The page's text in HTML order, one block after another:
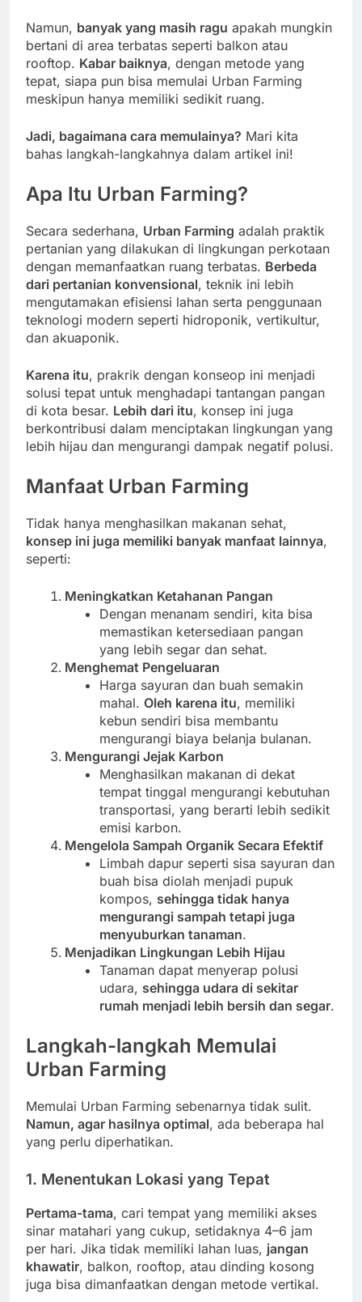
Namun, banyak yang masih ragu apakah mungkin
bertani di area terbatas seperti balkon atau
rooftop. Kabar baiknya, dengan metode yang
tepat, siapa pun bisa memulai Urban Farming
meskipun hanya memiliki sedikit ruang.
Jadi, bagaimana cara memulainya? Mari kita
bahas langkah-langkahnya dalam artikel ini!
Apa Itu Urban Farming?
Secara sederhana, Urban Farming adalah praktik
pertanian yang dilakukan di lingkungan perkotaan
dengan memanfaatkan ruang terbatas. Berbeda
dari pertanian konvensional, teknik ini lebih
mengutamakan efisiensi lahan serta penggunaan
teknologi modern seperti hidroponik, vertikultur,
dan akuaponik.
Karena itu, prakrik dengan konseop ini menjadi
solusi tepat untuk menghadapi tantangan pangan
di kota besar. Lebih dari itu, konsep ini juga
berkontribusi dalam menciptakan lingkungan yang
lebih hijau dan mengurangi dampak negatif polusi.
Manfaat Urban Farming
Tidak hanya menghasilkan makanan sehat,
konsep ini juga memiliki banyak manfaat lainnya,
seperti:
Meningkatkan Ketahanan Pangan
Dengan menanam sendiri, kita bisa
memastikan ketersediaan pangan
yang lebih segar dan sehat.
Menghemat Pengeluaran
Harga sayuran dan buah semakin
mahal.Oleh karena itu, memiliki
kebun sendiri bisa membantu
mengurangi biaya belanja bulanan.
Mengurangi Jejak Karbon
Menghasilkan makanan di dekat
tempat tinggal mengurangi kebutuhan
transportasi, yang berarti lebih sedikit
emisi karbon.
Mengelola Sampah Organik Secara Efektif
Limbah dapur seperti sisa sayuran dan
buah bisa diolah menjadi pupuk
kompos, sehingga tidak hanya
mengurangi sampah tetapi juga
menyuburkan tanaman.
Menjadikan Lingkungan Lebih Hijau
Tanaman dapat menyerap polusi
udara, sehingga udara di sekitar
rumah menjadi lebih bersih dan segar.
Langkah-langkah Memulai
Urban Farming
Memulai Urban Farming sebenarnya tidak sulit.
Namun, agar hasilnya optimal, ada beberapa hal
yang perlu diperhatikan.
1. Menentukan Lokasi yang Tepat
Pertama-tama, cari tempat yang memiliki akses
sinar matahari yang cukup, setidaknya 4–6 jam
per hari. Jika tidak memiliki lahan luas, jangan
khawatir, balkon, rooftop, atau dinding kosong
juga bisa dimanfaatkan dengan metode vertikal.